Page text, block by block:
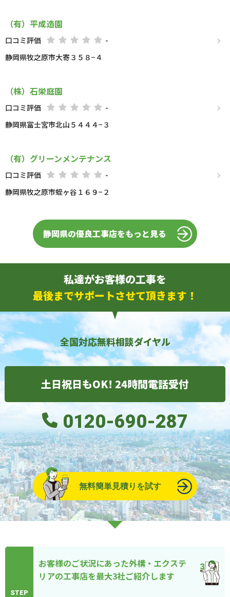
（有）平成造園
口コミ評価
-
静岡県牧之原市大寄３５８−４
（株）石栄庭園
口コミ評価
-
静岡県富士宮市北山５４４４−３
（有）グリーンメンテナンス
口コミ評価
-
静岡県牧之原市蛭ヶ谷１６９−２
静岡県の優良工事店をもっと見る
私達がお客様の工事を
最後までサポートさせて頂きます！
全国対応無料相談ダイヤル
土日祝日もOK! 24時間電話受付
0120-690-287
無料簡単見積りを試す
STEP
お客様のご状況にあった外構・エクステ
リアの工事店を最大3社ご紹介します